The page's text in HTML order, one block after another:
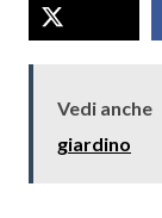
Vedi anche
giardino